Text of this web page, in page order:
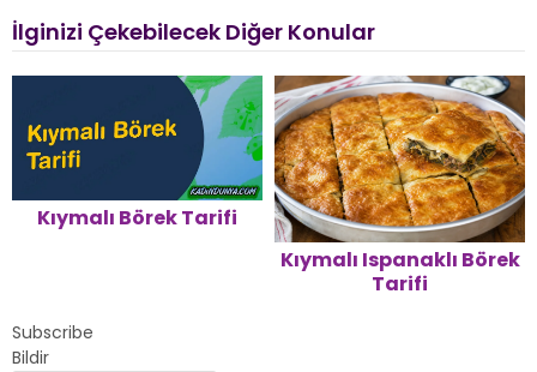
İlginizi Çekebilecek Diğer Konular
Kıymalı Börek Tarifi
Kıymalı Ispanaklı Börek
Tarifi
Subscribe
Bildir